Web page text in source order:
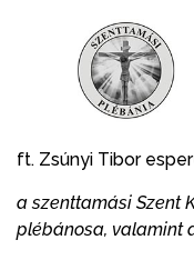
ft. Zsúnyi Tibor
a szenttamási Szent
plébánosa, valamint